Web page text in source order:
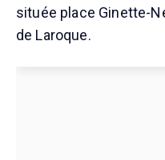
située place Ginette-
de Laroque.